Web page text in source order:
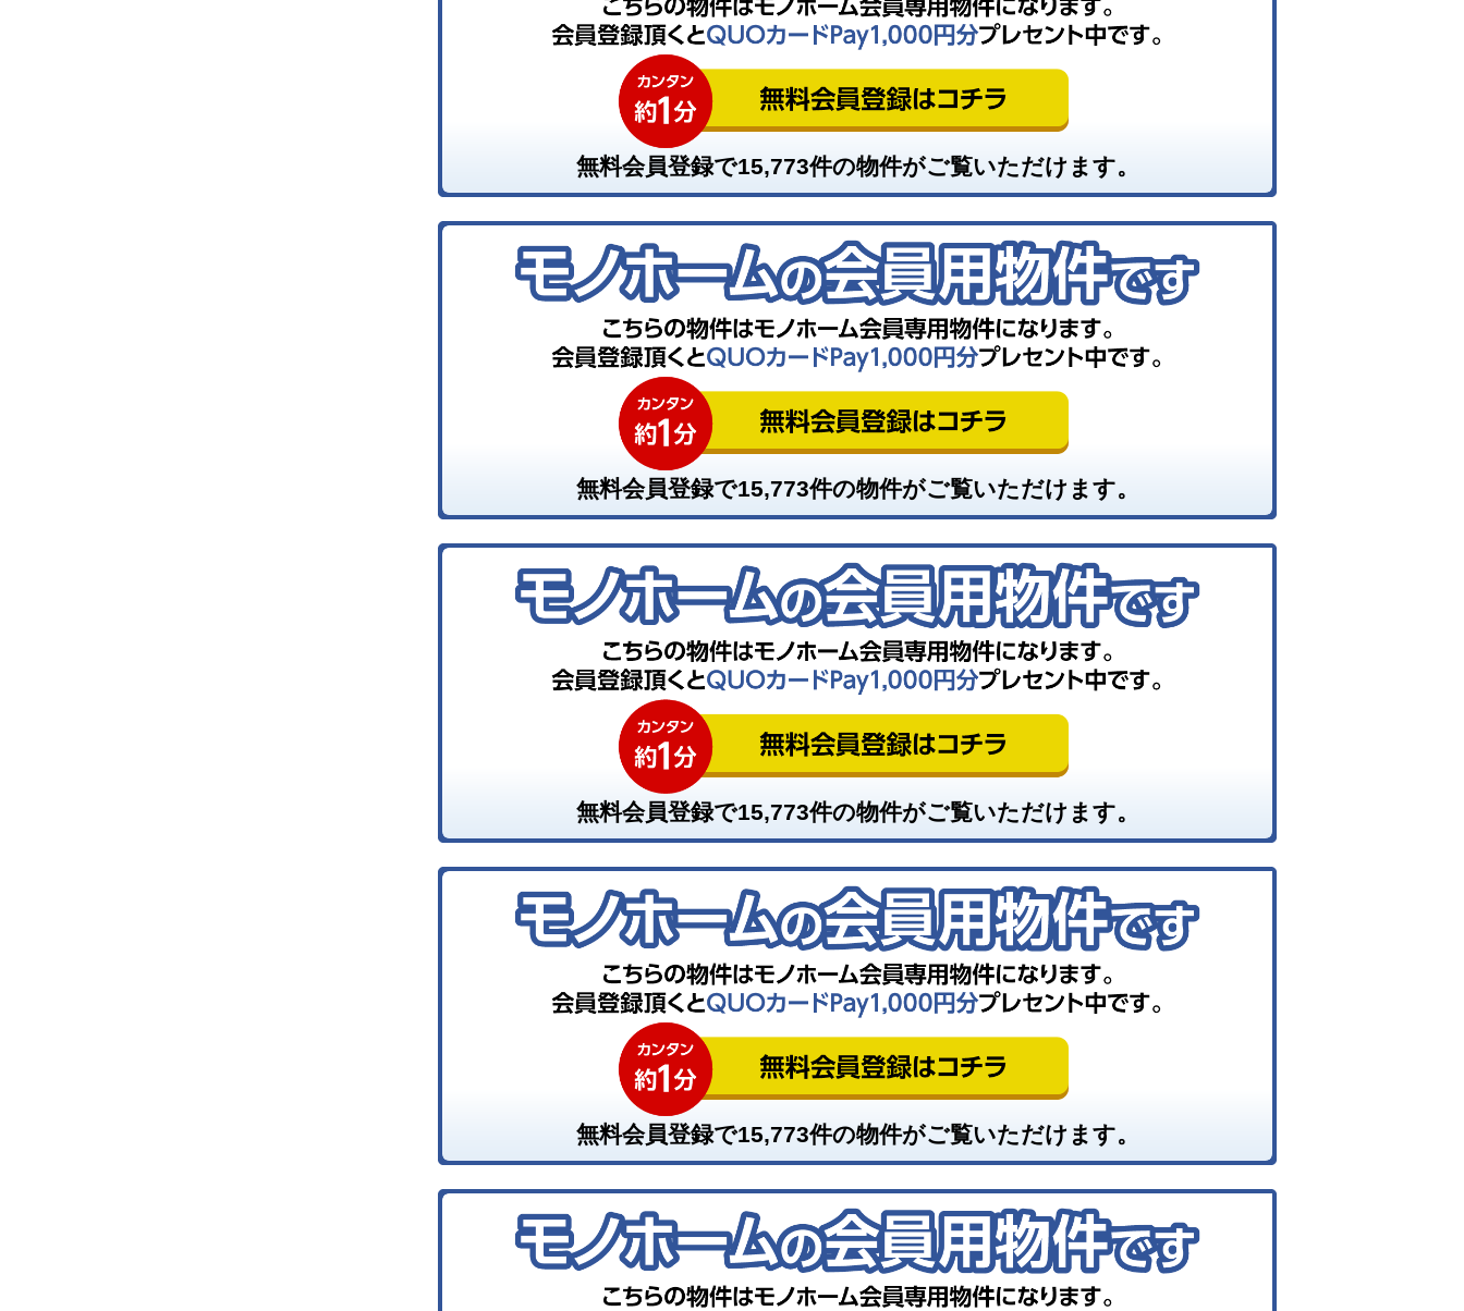
無料会員登録で15,773件の物件がご覧いただけます。
無料会員登録で15,773件の物件がご覧いただけます。
無料会員登録で15,773件の物件がご覧いただけます。
無料会員登録で15,773件の物件がご覧いただけます。